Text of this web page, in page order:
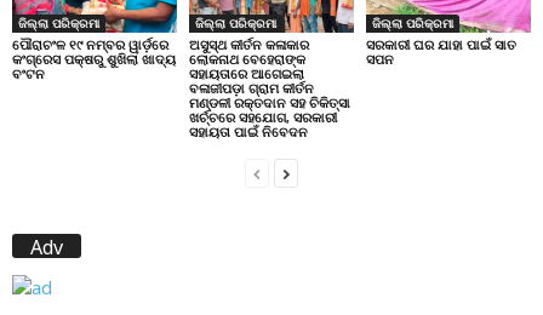
ଜିଲ୍ଲା ପରିକ୍ରମା
ପୌରାଚଂଳ ୧୯ ନମ୍ବର ୱାର୍ଡ଼ରେ
କଂଗ୍ରେସ ପକ୍ଷରୁ ଶୁଖିଲା ଖାଦ୍ୟ
ବଂଟନ
ଜିଲ୍ଲା ପରିକ୍ରମା
ଅସୁସ୍ଥ କୀର୍ତନ କଳାକାର
ଲୋକନାଥ ବେହେରାଙ୍କ
ସହାୟତାରେ ଆଗେଇଲା
ବଳାଜୀପଡ଼ା ଗ୍ରାମ କୀର୍ତନ
ମଣ୍ଡଳୀ ରକ୍ତଦାନ ସହ ଚିକିତ୍ସା
ଖର୍ଚ୍ଚରେ ସହଯୋଗ, ସରକାରୀ
ସହାୟତା ପାଇଁ ନିବେଦନ
ଜିଲ୍ଲା ପରିକ୍ରମା
ସରକାରୀ ଘର ଯାହା ପାଇଁ ସାତ
ସପନ
Adv